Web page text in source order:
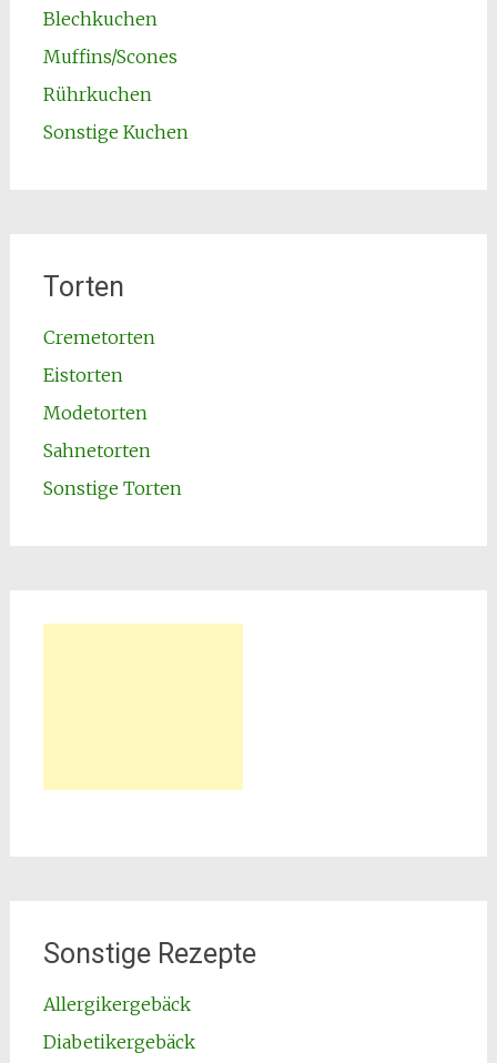
Blechkuchen
Muffins/Scones
Rührkuchen
Sonstige Kuchen
Torten
Cremetorten
Eistorten
Modetorten
Sahnetorten
Sonstige Torten
Sonstige Rezepte
Allergikergebäck
Diabetikergebäck